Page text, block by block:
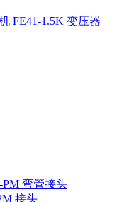
FE41-1.5K 变压器
PM 弯管接头
接头